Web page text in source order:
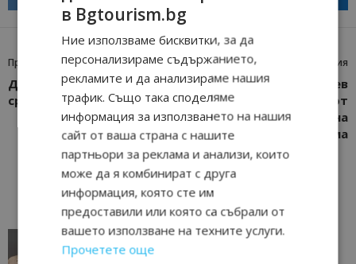
Предишна статия
Два български хотела
сред топ 1 000 в Европа
Следваща статия
БТА и Кирил Вълчев
получиха признание от
Министерството на
туризма
AI в туризма: защо камериерка може да се
окаже по-трудна за...
в Bgtourism.bg
Ние използваме бисквитки, за да
персонализираме съдържанието,
рекламите и да анализираме нашия
трафик. Също така споделяме
информация за използването на нашия
сайт от ваша страна с нашите
партньори за реклама и анализи, които
може да я комбинират с друга
информация, която сте им
предоставили или която са събрали от
вашето използване на техните услуги.
Прочетете още